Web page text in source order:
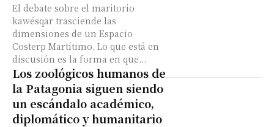
El debate sobre el maritorio
kawésqar trasciende las
dimensiones de un Espacio
Costerp Martítimo. Lo que está en
discusión es la forma en que...
Los zoológicos humanos de
la Patagonia siguen siendo
un escándalo académico,
diplomático y humanitario